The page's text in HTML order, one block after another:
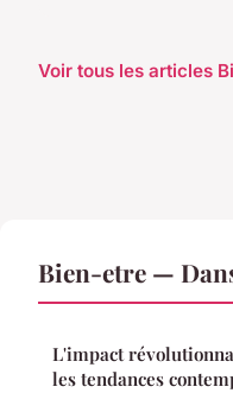
Voir tous les articles
Bien-etre —
L'impact
les tendances